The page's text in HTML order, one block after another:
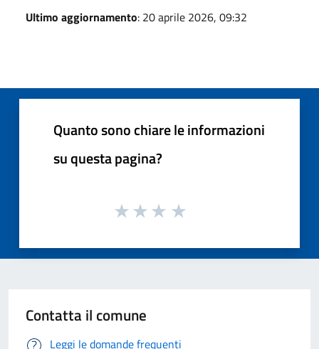
Ultimo aggiornamento: 20 aprile 2026, 09:32
Quanto sono chiare le informazioni
su questa pagina?
Contatta il comune
Leggi le domande frequenti